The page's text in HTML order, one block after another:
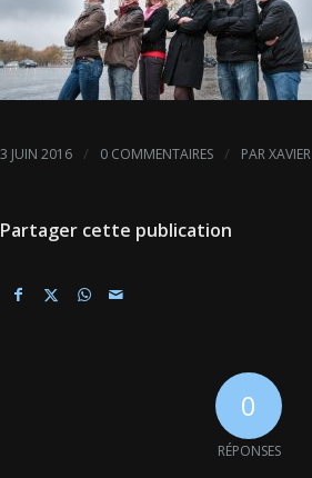
3 JUIN 2016 / 0 COMMENTAIRES / PARXAVIER
Partager cette publication
0
RÉPONSES